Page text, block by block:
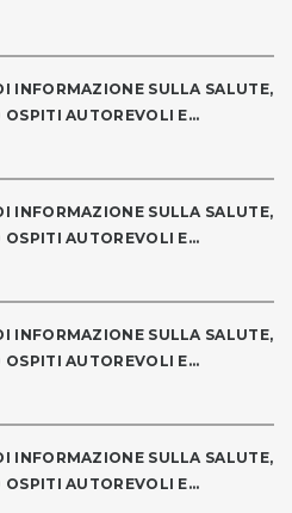
INFORMAZIONE SULLA SALUTE,
OSPITI AUTOREVOLI E...
INFORMAZIONE SULLA SALUTE,
OSPITI AUTOREVOLI E...
INFORMAZIONE SULLA SALUTE,
OSPITI AUTOREVOLI E...
INFORMAZIONE SULLA SALUTE,
OSPITI AUTOREVOLI E...